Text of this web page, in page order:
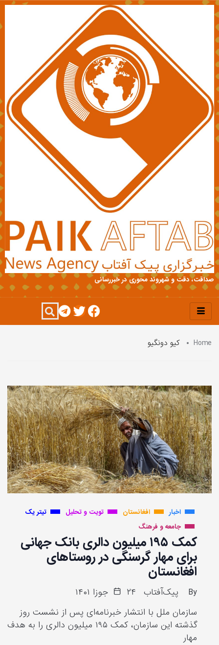
صداقت، دقت و شهروند محوری در خبررسانی
Home کیو دونگیو
اخبار افغانستان تویت و تحلیل
تیتر یک
جامعه و فرهنگ
کمک ۱۹۵ میلیون دالری بانک جهانی
برای مهار گرسنگی در روستاهای
افغانستان
By پیک‌آفتاب
۲۴ جوزا ۱۴۰۱
سازمان ملل با انتشار خبرنامه‌ای پس از نشست روز
گذشته این سازمان، کمک ۱۹۵ میلیون دالری را به هدف
مهار